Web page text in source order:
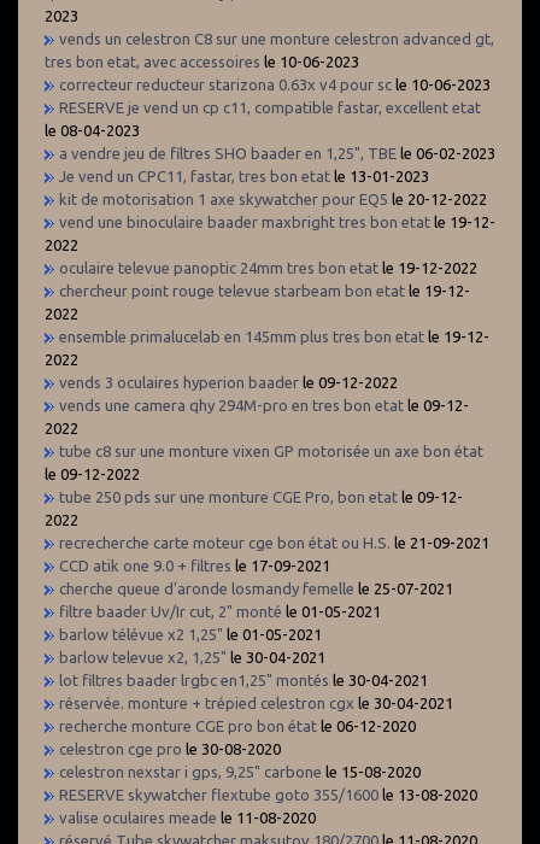
2023
vends un celestron C8 sur une monture celestron advanced gt,
tres bon etat, avec accessoires le 10-06-2023
correcteur reducteur starizona 0.63x v4 pour sc le 10-06-2023
RESERVE je vend un cp c11, compatible fastar, excellent etat
le 08-04-2023
a vendre jeu de filtres SHO baader en 1,25", TBE le 06-02-2023
Je vend un CPC11, fastar, tres bon etat le 13-01-2023
kit de motorisation 1 axe skywatcher pour EQ5 le 20-12-2022
vend une binoculaire baader maxbright tres bon etat le 19-12-
2022
oculaire televue panoptic 24mm tres bon etat le 19-12-2022
chercheur point rouge televue starbeam bon etat le 19-12-
2022
ensemble primalucelab en 145mm plus tres bon etat le 19-12-
2022
vends 3 oculaires hyperion baader le 09-12-2022
vends une camera qhy 294M-pro en tres bon etat le 09-12-
2022
tube c8 sur une monture vixen GP motorisée un axe bon état
le 09-12-2022
tube 250 pds sur une monture CGE Pro, bon etat le 09-12-
2022
recrecherche carte moteur cge bon état ou H.S. le 21-09-2021
CCD atik one 9.0 + filtres le 17-09-2021
cherche queue d'aronde losmandy femelle le 25-07-2021
filtre baader Uv/Ir cut, 2" monté le 01-05-2021
barlow télévue x2 1,25" le 01-05-2021
barlow televue x2, 1,25" le 30-04-2021
lot filtres baader lrgbc en1,25" montés le 30-04-2021
réservée. monture + trépied celestron cgx le 30-04-2021
recherche monture CGE pro bon état le 06-12-2020
celestron cge pro le 30-08-2020
celestron nexstar i gps, 9,25" carbone le 15-08-2020
RESERVE skywatcher flextube goto 355/1600 le 13-08-2020
valise oculaires meade le 11-08-2020
réservé Tube skywatcher maksutov 180/2700 le 11-08-2020